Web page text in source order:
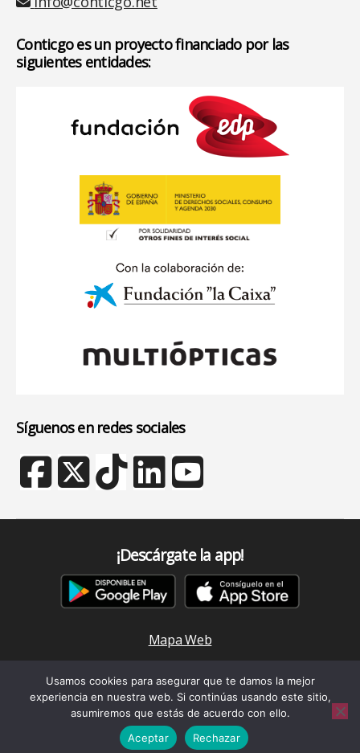
Conticgo es un proyecto financiado por las
siguientes entidades:
Síguenos en redes sociales
¡Descárgate la app!
Mapa Web
Aviso Legal y Política de Privacidad
Política de cookies
Usamos cookies para asegurar que te damos la mejor
experiencia en nuestra web. Si continúas usando este sitio,
asumiremos que estás de acuerdo con ello.
Aceptar
Rechazar